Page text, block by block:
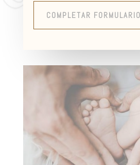
COMPLETAR FORMULARIO